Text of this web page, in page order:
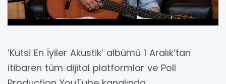
‘Kutsi En İyiler Akustik’ albümü 1 Aralık’tan
itibaren tüm dijital platformlar ve Poll